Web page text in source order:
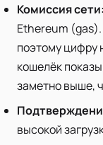
Комиссия сети:
Ethereum
поэтому цифру
кошелёк
заметно выше,
высокой